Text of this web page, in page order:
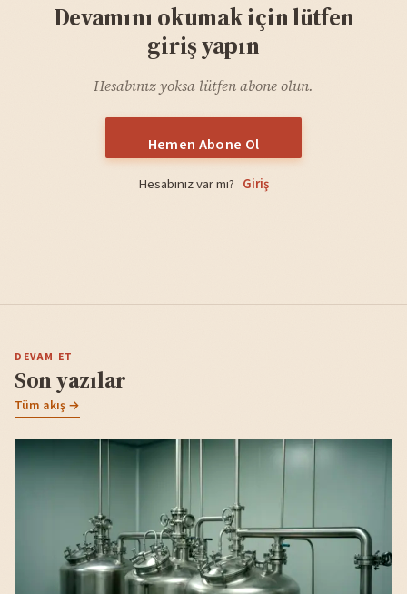
Devamını okumak için lütfen
giriş yapın
Hesabınız yoksa lütfen abone olun.
Hemen Abone Ol
Hesabınız var mı? Giriş
DEVAM ET
Son yazılar
Tüm akış →